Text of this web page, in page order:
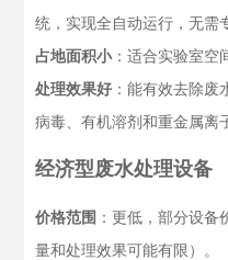
统，实现全自动运行，无需
占地面积小：适合实验室空
处理效果好 ：能有效去除废
病毒、有机溶剂和重金属离
经济型废水处理设备
价格范围 ：更低，部分设
量和处理效果可能有限）。